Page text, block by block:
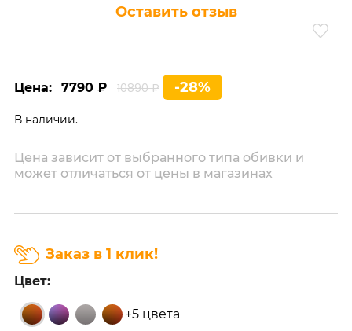
Оставить отзыв
Цена: 7790 ₽ 10890 ₽ -28%
В наличии.
Цена зависит от выбранного типа обивки и
может отличаться от цены в магазинах
Заказ в 1 клик!
Цвет:
+5 цвета